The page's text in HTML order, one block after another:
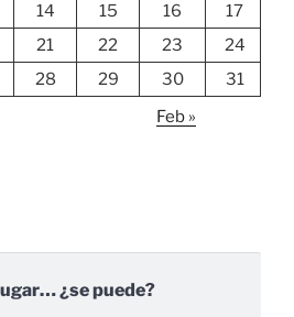
14 15 16
17
21 22 23
24
28 29 30
31
Feb »
¿se puede?